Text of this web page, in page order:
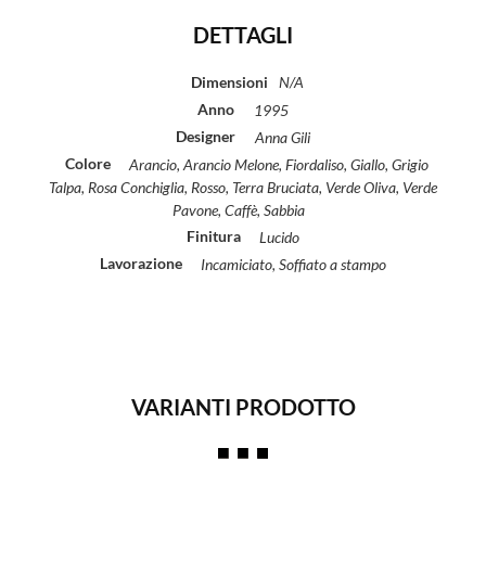
DETTAGLI
Dimensioni
N/A
Anno
1995
Designer
Anna Gili
Colore
Arancio, Arancio Melone, Fiordaliso, Giallo, Grigio
Talpa, Rosa Conchiglia, Rosso, Terra Bruciata, Verde Oliva, Verde
Pavone, Caffè, Sabbia
Finitura
Lucido
Lavorazione
Incamiciato, Soffiato a stampo
VARIANTI PRODOTTO